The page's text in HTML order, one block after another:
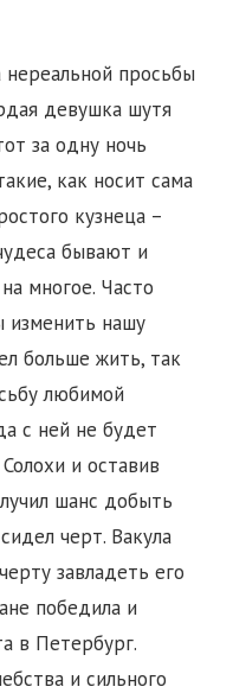
нереальной просьбы
девушка шутя
за одну ночь
как носит сама
кузнеца –
бывают и
многое. Часто
изменить нашу
больше жить, так
любимой
с ней не будет
и оставив
шанс добыть
черт. Вакула
завладеть его
победила и
в Петербург.
и сильного